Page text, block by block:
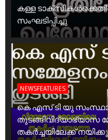
കള്ള
സംഘടിപ്പിച്ചു
NEWSFEATURES
കെ എസ് ടി യു
തുടങ്ങിവിദ്യാഭ്യാസ
തകർച്ചയിലേക്ക്